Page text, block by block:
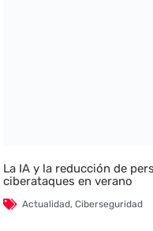
La IA y la reducción de
ciberataques en verano
Actualidad,Ciberseguridad